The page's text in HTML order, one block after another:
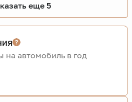
еще 5
автомобиль в год